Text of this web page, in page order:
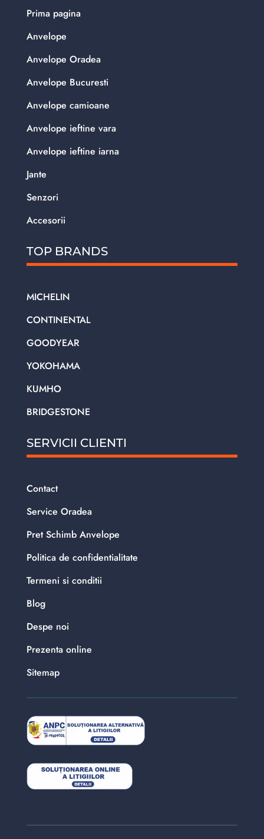
Prima pagina
Anvelope
Anvelope Oradea
Anvelope Bucuresti
Anvelope camioane
Anvelope ieftine vara
Anvelope ieftine iarna
Jante
Senzori
Accesorii
TOP BRANDS
MICHELIN
CONTINENTAL
GOODYEAR
YOKOHAMA
KUMHO
BRIDGESTONE
SERVICII CLIENTI
Contact
Service Oradea
Pret Schimb Anvelope
Politica de confidentialitate
Termeni si conditii
Blog
Despe noi
Prezenta online
Sitemap